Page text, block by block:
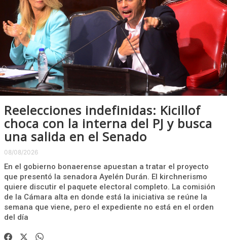
Reelecciones indefinidas: Kicillof
choca con la interna del PJ y busca
una salida en el Senado
08/08/2026
En el gobierno bonaerense apuestan a tratar el proyecto
que presentó la senadora Ayelén Durán. El kirchnerismo
quiere discutir el paquete electoral completo. La comisión
de la Cámara alta en donde está la iniciativa se reúne la
semana que viene, pero el expediente no está en el orden
del día